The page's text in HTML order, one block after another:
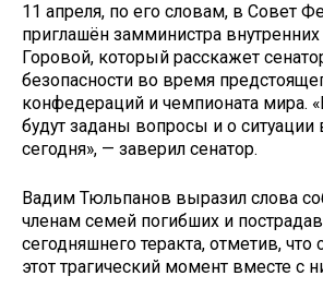
11 апреля, по его словам, в Совет
приглашён замминистра
Горовой, который расскажет
безопасности во время
конфедераций и чемпионата мира.
будут заданы вопросы и о ситуации
сегодня», — заверил сенатор.
Вадим Тюльпанов выразил слова
членам семей погибших и
сегодняшнего теракта, отметив,
этот трагический момент вместе с